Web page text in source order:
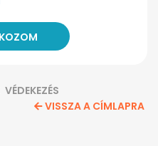
VÉDEKEZÉS
VISSZA A CÍMLAPRA